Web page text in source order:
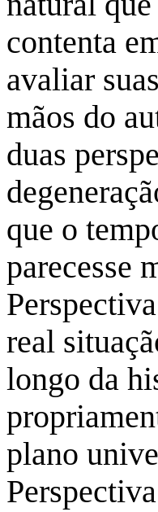
contenta
avaliar
mãos do
duas
que o
parecesse
real
longo da
plano